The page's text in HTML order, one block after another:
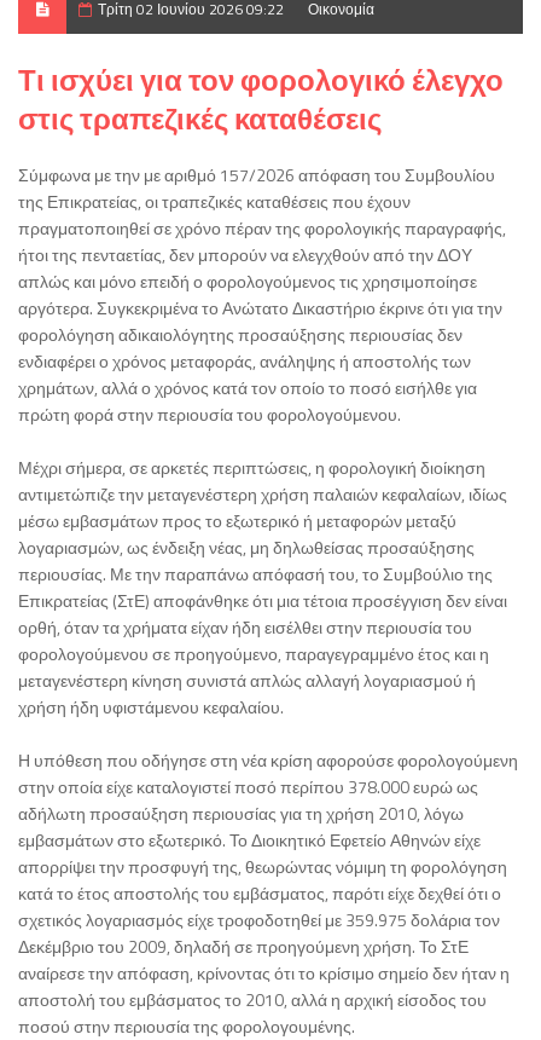
Τρίτη 02 Ιουνίου 2026 09:22 Οικονομία
Τι ισχύει για τον φορολογικό έλεγχο
στις τραπεζικές καταθέσεις
Σύμφωνα με την με αριθμό 157/2026 απόφαση του Συμβουλίου
της Επικρατείας, οι τραπεζικές καταθέσεις που έχουν
πραγματοποιηθεί σε χρόνο πέραν της φορολογικής παραγραφής,
ήτοι της πενταετίας, δεν μπορούν να ελεγχθούν από την ΔΟΥ
απλώς και μόνο επειδή ο φορολογούμενος τις χρησιμοποίησε
αργότερα. Συγκεκριμένα το Ανώτατο Δικαστήριο έκρινε ότι για την
φορολόγηση αδικαιολόγητης προσαύξησης περιουσίας δεν
ενδιαφέρει ο χρόνος μεταφοράς, ανάληψης ή αποστολής των
χρημάτων, αλλά ο χρόνος κατά τον οποίο το ποσό εισήλθε για
πρώτη φορά στην περιουσία του φορολογούμενου.
Μέχρι σήμερα, σε αρκετές περιπτώσεις, η φορολογική διοίκηση
αντιμετώπιζε την μεταγενέστερη χρήση παλαιών κεφαλαίων, ιδίως
μέσω εμβασμάτων προς το εξωτερικό ή μεταφορών μεταξύ
λογαριασμών, ως ένδειξη νέας, μη δηλωθείσας προσαύξησης
περιουσίας. Με την παραπάνω απόφασή του, το Συμβούλιο της
Επικρατείας (ΣτΕ) αποφάνθηκε ότι μια τέτοια προσέγγιση δεν είναι
ορθή, όταν τα χρήματα είχαν ήδη εισέλθει στην περιουσία του
φορολογούμενου σε προηγούμενο, παραγεγραμμένο έτος και η
μεταγενέστερη κίνηση συνιστά απλώς αλλαγή λογαριασμού ή
χρήση ήδη υφιστάμενου κεφαλαίου.
Η υπόθεση που οδήγησε στη νέα κρίση αφορούσε φορολογούμενη
στην οποία είχε καταλογιστεί ποσό περίπου 378.000 ευρώ ως
αδήλωτη προσαύξηση περιουσίας για τη χρήση 2010, λόγω
εμβασμάτων στο εξωτερικό. Το Διοικητικό Εφετείο Αθηνών είχε
απορρίψει την προσφυγή της, θεωρώντας νόμιμη τη φορολόγηση
κατά το έτος αποστολής του εμβάσματος, παρότι είχε δεχθεί ότι ο
σχετικός λογαριασμός είχε τροφοδοτηθεί με 359.975 δολάρια τον
Δεκέμβριο του 2009, δηλαδή σε προηγούμενη χρήση. Το ΣτΕ
αναίρεσε την απόφαση, κρίνοντας ότι το κρίσιμο σημείο δεν ήταν η
αποστολή του εμβάσματος το 2010, αλλά η αρχική είσοδος του
ποσού στην περιουσία της φορολογουμένης.